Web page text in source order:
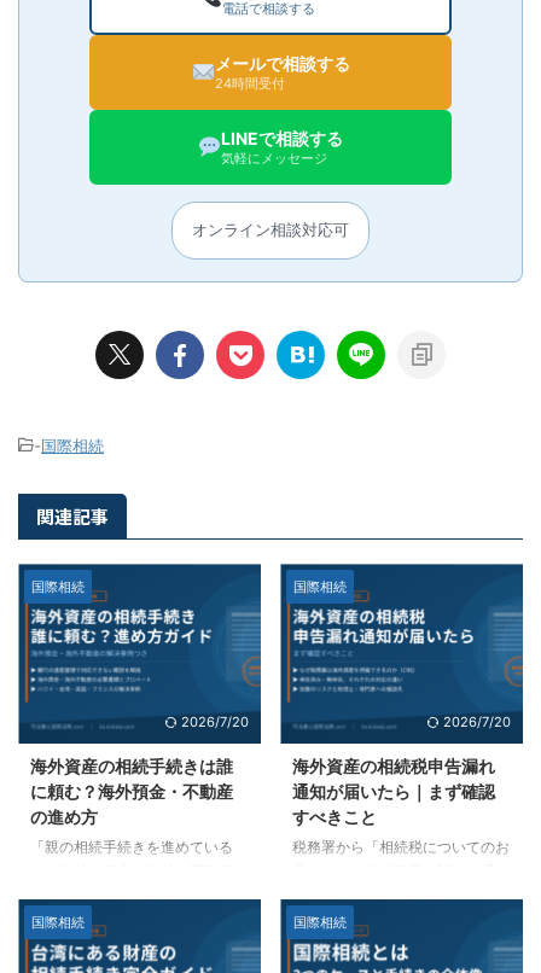
電話で相談する
メールで相談する
24時間受付
LINEで相談する
気軽にメッセージ
オンライン相談対応可
-国際相続
関連記事
国際相続
2026/7/20
海外資産の相続手続きは誰
に頼む？海外預金・不動産
の進め方
「親の相続手続きを進めている
どうすればいいかわからない」
——このような相談は少なくあり
ません。 国内の銀行・信託銀行
に遺産整理を依頼しても、普段付
国際相続
2026/7/20
海外資産の相続税申告漏れ
通知が届いたら｜まず確認
すべきこと
税務署から「相続税についてのお
が届くと、多くの方が驚きます。
被相続人が保有していた海外口座
や海外不動産の存在を相続人が把
握しておらず、通知を受けて初め
国際相続 国際相続